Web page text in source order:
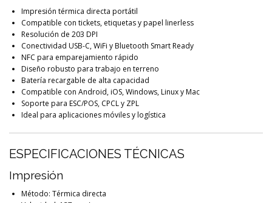
Impresión térmica directa portátil
Compatible con tickets, etiquetas y papel linerless
Resolución de 203 DPI
Conectividad USB-C, WiFi y Bluetooth Smart Ready
NFC para emparejamiento rápido
Diseño robusto para trabajo en terreno
Batería recargable de alta capacidad
Compatible con Android, iOS, Windows, Linux y Mac
Soporte para ESC/POS, CPCL y ZPL
Ideal para aplicaciones móviles y logística
ESPECIFICACIONES TÉCNICAS
Impresión
Método: Térmica directa